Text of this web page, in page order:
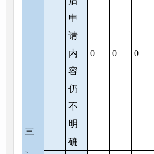
三
申
请
内
容
仍
不
明
确
0 0 0